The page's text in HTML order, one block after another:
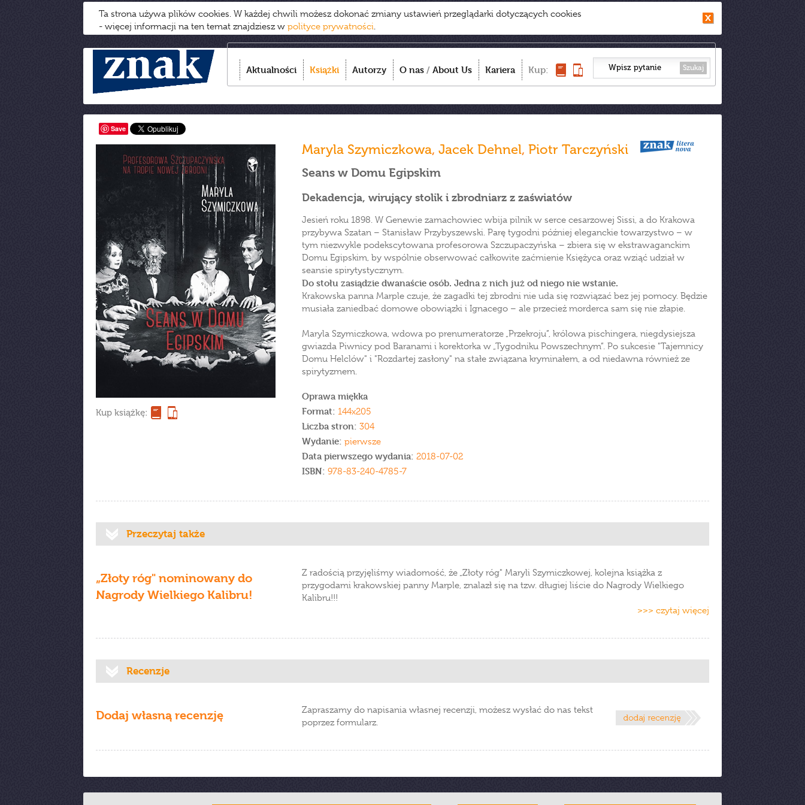
Ta strona używa plików cookies. W każdej chwili możesz dokonać zmiany ustawień przeglądarki dotyczących cookies
- więcej informacji na ten temat znajdziesz w polityce prywatności.
Aktualności Książki Autorzy O nas / About Us Kariera Kup: Szukaj
Save
Kup książkę:
Maryla Szymiczkowa, Jacek Dehnel, Piotr Tarczyński
Seans w Domu Egipskim
Dekadencja, wirujący stolik i zbrodniarz z zaświatów
Jesień roku 1898. W Genewie zamachowiec wbija pilnik w serce cesarzowej Sissi, a do Krakowa
przybywa Szatan – Stanisław Przybyszewski. Parę tygodni później eleganckie towarzystwo – w
tym niezwykle podekscytowana profesorowa Szczupaczyńska – zbiera się w ekstrawaganckim
Domu Egipskim, by wspólnie obserwować całkowite zaćmienie Księżyca oraz wziąć udział w
seansie spirytystycznym.
Do stołu zasiądzie dwanaście osób. Jedna z nich już od niego nie wstanie.
Krakowska panna Marple czuje, że zagadki tej zbrodni nie uda się rozwiązać bez jej pomocy. Będzie
musiała zaniedbać domowe obowiązki i Ignacego – ale przecież morderca sam się nie złapie.
Maryla Szymiczkowa, wdowa po prenumeratorze „Przekroju”, królowa pischingera, niegdysiejsza
gwiazda Piwnicy pod Baranami i korektorka w „Tygodniku Powszechnym”. Po sukcesie "Tajemnicy
Domu Helclów" i "Rozdartej zasłony" na stałe związana kryminałem, a od niedawna również ze
spirytyzmem.
Oprawa miękka
Format: 144x205
Liczba stron: 304
Wydanie: pierwsze
Data pierwszego wydania: 2018-07-02
ISBN: 978-83-240-4785-7
Przeczytaj także
„Złoty róg" nominowany do
Nagrody Wielkiego Kalibru!
Z radością przyjęliśmy wiadomość, że „Złoty róg" Maryli Szymiczkowej, kolejna książka z
przygodami krakowskiej panny Marple, znalazł się na tzw. długiej liście do Nagrody Wielkiego
Kalibru!!!
>>> czytaj więcej
Recenzje
Dodaj własną recenzję
Zapraszamy do napisania własnej recenzji, możesz wysłać do nas tekst
poprzez formularz.